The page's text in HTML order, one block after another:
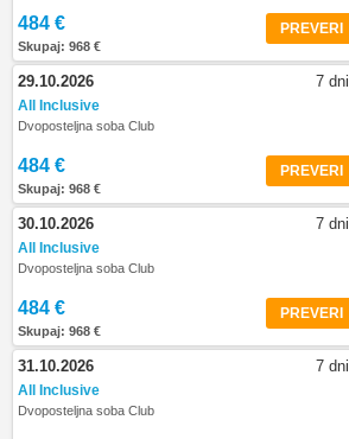
484 €
Skupaj: 968 €
PREVERI
29.10.2026 7 dni
All Inclusive
Dvoposteljna soba Club
484 €
Skupaj: 968 €
PREVERI
30.10.2026 7 dni
All Inclusive
Dvoposteljna soba Club
484 €
Skupaj: 968 €
PREVERI
31.10.2026 7 dni
All Inclusive
Dvoposteljna soba Club